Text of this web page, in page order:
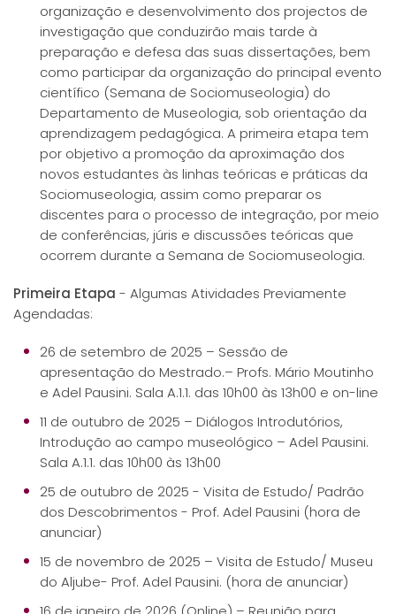
organização e desenvolvimento dos projectos de
investigação que conduzirão mais tarde à
preparação e defesa das suas dissertações, bem
como participar da organização do principal evento
científico (Semana de Sociomuseologia) do
Departamento de Museologia, sob orientação da
aprendizagem pedagógica. A primeira etapa tem
por objetivo a promoção da aproximação dos
novos estudantes às linhas teóricas e práticas da
Sociomuseologia, assim como preparar os
discentes para o processo de integração, por meio
de conferências, júris e discussões teóricas que
ocorrem durante a Semana de Sociomuseologia.
Primeira Etapa - Algumas Atividades Previamente
Agendadas:
26 de setembro de 2025 – Sessão de
apresentação do Mestrado.– Profs. Mário Moutinho
e Adel Pausini. Sala A.1.1. das 10h00 às 13h00 e on-line
11 de outubro de 2025 – Diálogos Introdutórios,
Introdução ao campo museológico – Adel Pausini.
Sala A.1.1. das 10h00 às 13h00
25 de outubro de 2025 - Visita de Estudo/ Padrão
dos Descobrimentos - Prof. Adel Pausini (hora de
anunciar)
15 de novembro de 2025 – Visita de Estudo/ Museu
do Aljube- Prof. Adel Pausini. (hora de anunciar)